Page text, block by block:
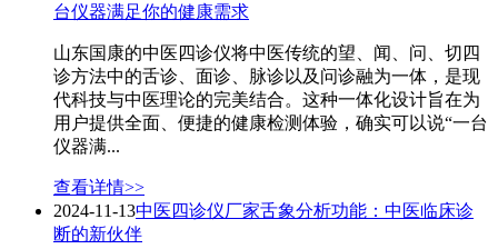
台仪器满足你的健康需求
山东国康的中医四诊仪将中医传统的望、闻、问、切四
诊方法中的舌诊、面诊、脉诊以及问诊融为一体，是现
代科技与中医理论的完美结合。这种一体化设计旨在为
用户提供全面、便捷的健康检测体验，确实可以说“一台
仪器满...
查看详情>>
2024-11-13中医四诊仪厂家舌象分析功能：中医临床诊
断的新伙伴